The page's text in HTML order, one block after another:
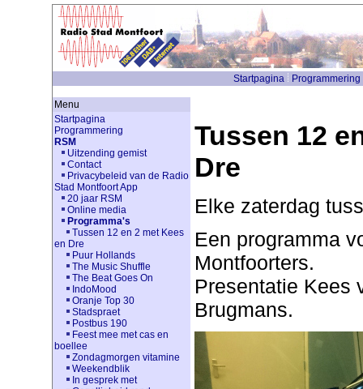
Startpagina Programmering
Menu
Startpagina
Programmering
RSM
Uitzending gemist
Contact
Privacybeleid van de Radio
Stad Montfoort App
20 jaar RSM
Online media
Programma's
Tussen 12 en 2 met Kees
en Dre
Puur Hollands
The Music Shuffle
The Beat Goes On
IndoMood
Oranje Top 30
Stadspraet
Postbus 190
Feest mee met cas en
boellee
Zondagmorgen vitamine
Weekendblik
In gesprek met
Tussen 12
Dre
Elke zaterdag
Een programma
Montfoorters.
Presentatie Kees
Brugmans.